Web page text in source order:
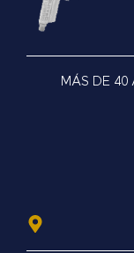
MÁS DE 40